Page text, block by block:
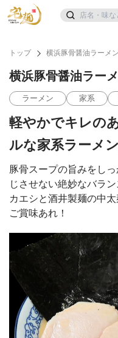
トップ 横浜豚骨醤油ラーメ
横浜豚骨醤油ラー
ラーメン 家系
軽やかでキレの
ルな家系ラーメ
豚骨スープの旨みをし
じさせない絶妙なバラ
カエシと酒井製麺の中
ご賞味あれ！